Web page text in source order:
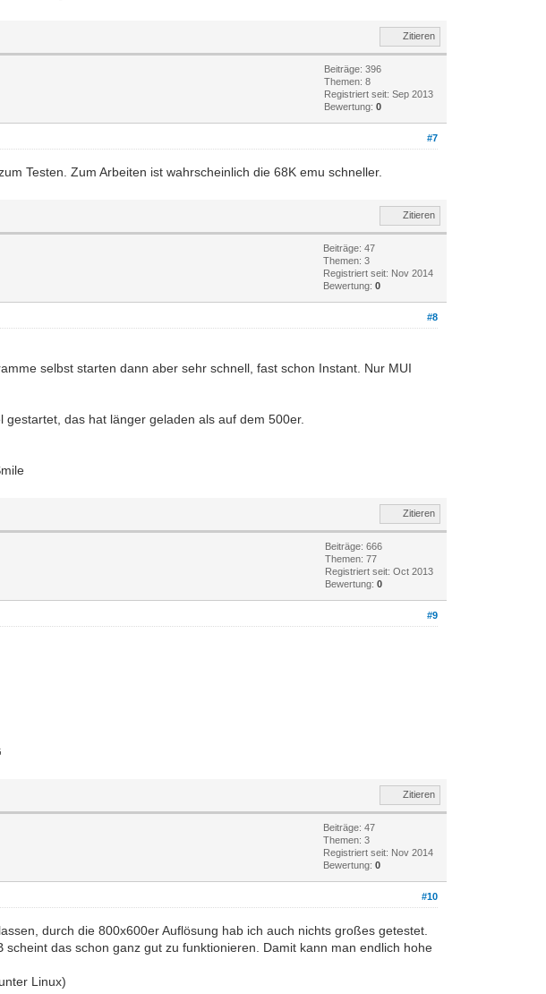
Zitieren
Beiträge: 396
Themen: 8
Registriert seit: Sep 2013
Bewertung:0
#7
Testen. Zum Arbeiten ist wahrscheinlich die 68K emu schneller.
Zitieren
Beiträge: 47
Themen: 3
Registriert seit: Nov 2014
Bewertung:0
#8
selbst starten dann aber sehr schnell, fast schon Instant. Nur MUI
das hat länger geladen als auf dem 500er.
Zitieren
Beiträge: 666
Themen: 77
Registriert seit: Oct 2013
Bewertung:0
#9
Zitieren
Beiträge: 47
Themen: 3
Registriert seit: Nov 2014
Bewertung:0
#10
durch die 800x600er Auflösung hab ich auch nichts großes getestet.
das schon ganz gut zu funktionieren. Damit kann man endlich hohe
Linux)